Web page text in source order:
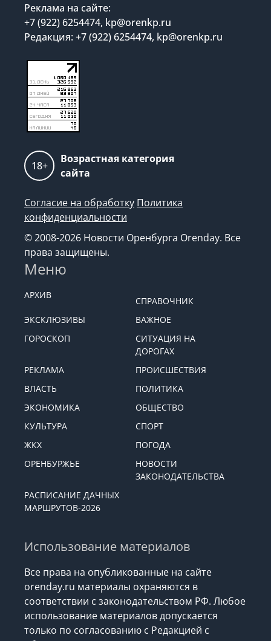
Реклама на сайте:
+7 (922) 6254474, kp@orenkp.ru
Редакция: +7 (922) 6254474, kp@orenkp.ru
18+
Возрастная категория
сайта
Согласие на обработку Политика
конфиденциальности
© 2008-2026 Новости Оренбурга Orenday. Все
права защищены.
Меню
АРХИВ
СПРАВОЧНИК
ЭКСКЛЮЗИВЫ
ВАЖНОЕ
ГОРОСКОП
СИТУАЦИЯ НА
ДОРОГАХ
РЕКЛАМА
ПРОИСШЕСТВИЯ
ВЛАСТЬ
ПОЛИТИКА
ЭКОНОМИКА
ОБЩЕСТВО
КУЛЬТУРА
СПОРТ
ЖКХ
ПОГОДА
ОРЕНБУРЖЬЕ
НОВОСТИ
ЗАКОНОДАТЕЛЬСТВА
РАСПИСАНИЕ ДАЧНЫХ
МАРШРУТОВ-2026
Использование материалов
Все права на опубликованные на сайте
orenday.ru материалы охраняются в
соответствии с законодательством РФ. Любое
использование материалов допускается
только по согласованию с Редакцией с